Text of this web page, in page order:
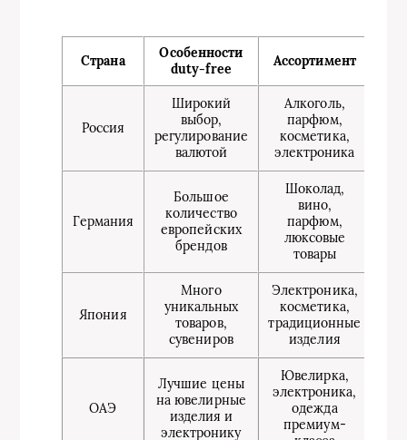
Страна
Особенности
duty-free
Ассортимент
Россия
Широкий
выбор,
регулирование
валютой
Алкоголь,
парфюм,
косметика,
электроника
Германия
Большое
количество
европейских
брендов
Шоколад,
вино,
парфюм,
люксовые
товары
Япония
Много
уникальных
товаров,
сувениров
Электроника,
косметика,
традиционные
изделия
ОАЭ
Лучшие цены
на ювелирные
изделия и
электронику
Ювелирка,
электроника,
одежда
премиум-